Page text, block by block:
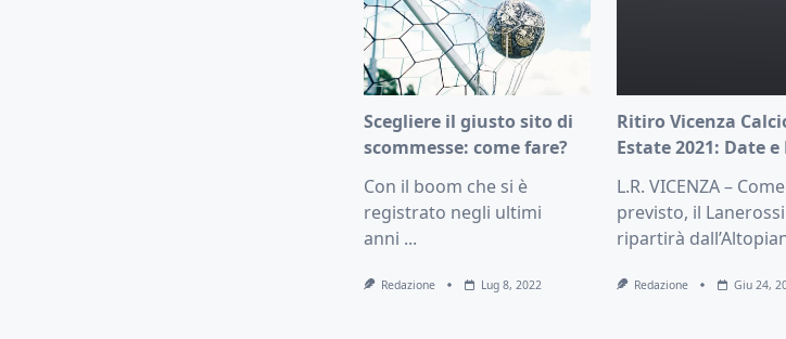
Scegliere il giusto sito di
scommesse: come fare?
Con il boom che si è
registrato negli ultimi
anni ...
Redazione Lug 8, 2022
Ritiro Vicenza
Estate 2021: Date
L.R. VICENZA – Come
previsto, il Lanerossi
ripartirà
Redazione Giu 24,